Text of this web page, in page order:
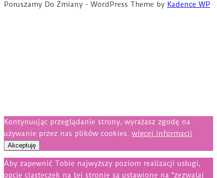
Poruszamy Do Zmiany - WordPress Theme by Kadence WP
Kontynuując przeglądanie strony, wyrażasz zgodę na
używanie przez nas plików cookies. więcej informacji
Akceptuję
Aby zapewnić Tobie najwyższy poziom realizacji usługi,
opcje ciasteczek na tej stronie są ustawione na "zezwalaj